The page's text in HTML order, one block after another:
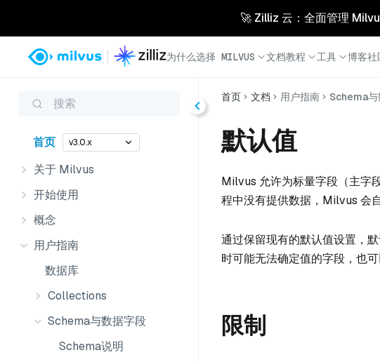
🚀 Zilliz 云：全面管理
为什么选择 MILVUS 文档教程 工具 博客社
搜索
首页 v3.0.x
关于 Milvus
开始使用
概念
用户指南
数据库
Collections
Schema与数据字段
Schema说明
首页 文档 用户指南 Schema与
默认值
Milvus 允许为标量字段（主字
程中没有提供数据，Milvus 会
通过保留现有的默认值设置，
时可能无法确定值的字段，也可
限制